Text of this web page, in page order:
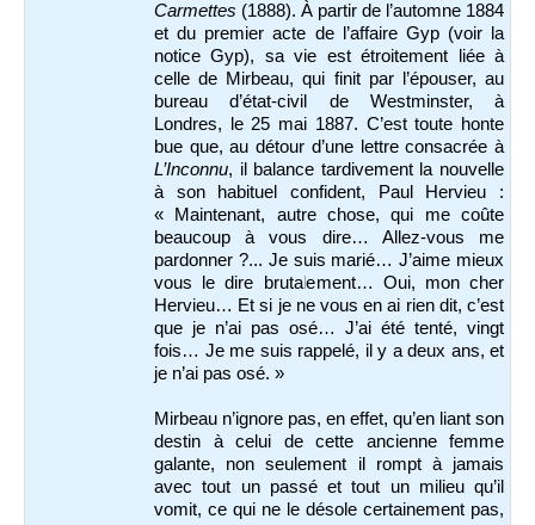
Carmettes (1888). À partir de l’automne 1884
et du premier acte de l’affaire Gyp (voir la
notice Gyp), sa vie est étroitement liée à
celle de Mirbeau, qui finit par l’épouser, au
bureau d’état-civil de Westminster, à
Londres, le 25 mai 1887. C’est toute honte
bue que, au détour d’une lettre consacrée à
L’Inconnu, il balance tardivement la nouvelle
à son habituel confident, Paul Hervieu :
« Maintenant, autre chose, qui me coûte
beaucoup à vous dire… Allez-vous me
pardonner ?... Je suis marié… J’aime mieux
vous le dire brutalement… Oui, mon cher
Hervieu… Et si je ne vous en ai rien dit, c’est
que je n’ai pas osé… J’ai été tenté, vingt
fois… Je me suis rappelé, il y a deux ans, et
je n’ai pas osé. »
Mirbeau n’ignore pas, en effet, qu’en liant son
destin à celui de cette ancienne femme
galante, non seulement il rompt à jamais
avec tout un passé et tout un milieu qu’il
vomit, ce qui ne le désole certainement pas,